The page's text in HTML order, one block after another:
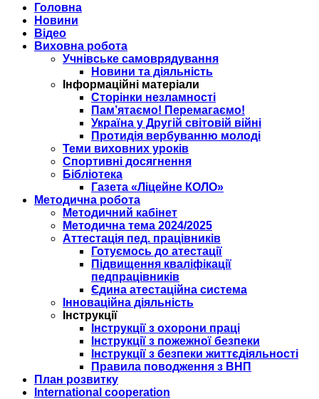
Головна
Новини
Відео
Виховна робота
Учнівське самоврядування
Новини та діяльність
Інформаційні матеріали
Сторінки незламності
Пам’ятаємо! Перемагаємо!
Україна у Другій світовій війні
Протидія вербуванню молоді
Теми виховних уроків
Спортивні досягнення
Бібліотека
Газета «Ліцейне КОЛО»
Методична робота
Методичний кабінет
Методична тема 2024/2025
Аттестація пед. працівників
Готуємось до атестації
Підвищення кваліфікації
педпрацівників
Єдина атестаційна система
Інноваційна діяльність
Інструкції
Інструкції з охорони праці
Інструкції з пожежної безпеки
Інструкції з безпеки життєдіяльності
Правила поводження з ВНП
План розвитку
International cooperation